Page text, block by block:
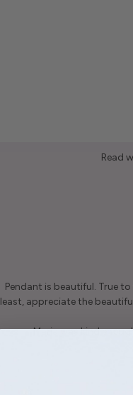
Read
Pendant is beautiful. True
least, appreciate the
Maria was kind